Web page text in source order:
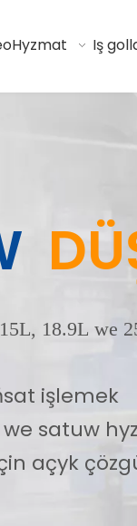
Hyzmat Iş
18.9L we
işlemek
satuw
açyk